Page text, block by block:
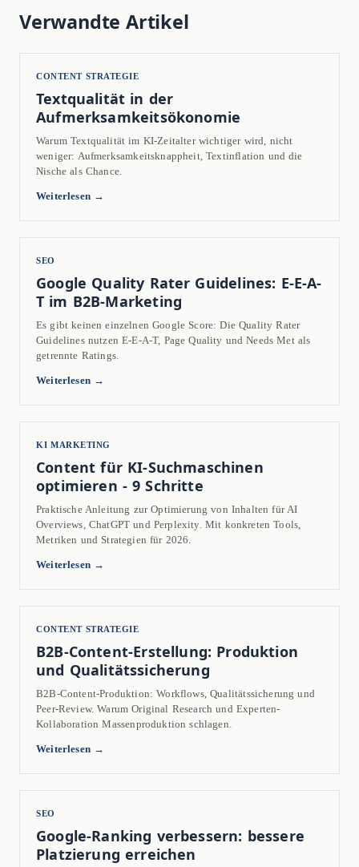
Verwandte Artikel
CONTENT STRATEGIE
Textqualität in der
Aufmerksamkeitsökonomie
Warum Textqualität im KI-Zeitalter wichtiger wird, nicht
weniger: Aufmerksamkeitsknappheit, Textinflation und die
Nische als Chance.
Weiterlesen →
SEO
Google Quality Rater Guidelines: E-E-A-
T im B2B-Marketing
Es gibt keinen einzelnen Google Score: Die Quality Rater
Guidelines nutzen E-E-A-T, Page Quality und Needs Met als
getrennte Ratings.
Weiterlesen →
KI MARKETING
Content für KI-Suchmaschinen
optimieren - 9 Schritte
Praktische Anleitung zur Optimierung von Inhalten für AI
Overviews, ChatGPT und Perplexity. Mit konkreten Tools,
Metriken und Strategien für 2026.
Weiterlesen →
CONTENT STRATEGIE
B2B-Content-Erstellung: Produktion
und Qualitätssicherung
B2B-Content-Produktion: Workflows, Qualitätssicherung und
Peer-Review. Warum Original Research und Experten-
Kollaboration Massenproduktion schlagen.
Weiterlesen →
SEO
Google-Ranking verbessern: bessere
Platzierung erreichen